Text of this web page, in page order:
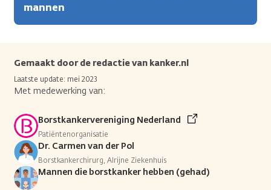
mannen
Gemaakt door de redactie van kanker.nl
Laatste update: mei 2023
Met medewerking van:
Borstkankervereniging Nederland
Patiëntenorganisatie
Dr. Carmen van der Pol
Borstkankerchirurg, Alrijne Ziekenhuis
Mannen die borstkanker hebben (gehad)